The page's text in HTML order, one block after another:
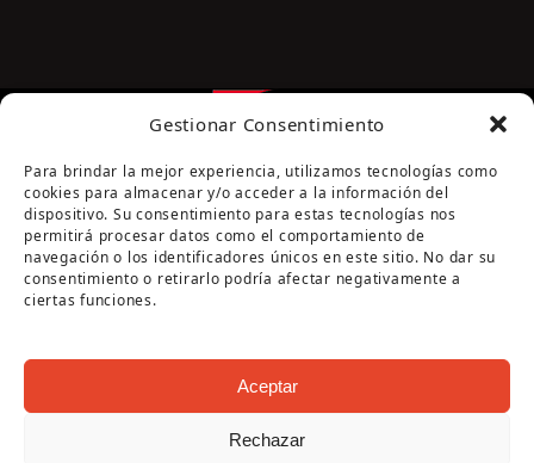
Gestionar Consentimiento
Para brindar la mejor experiencia, utilizamos tecnologías como
cookies para almacenar y/o acceder a la información del
dispositivo. Su consentimiento para estas tecnologías nos
permitirá procesar datos como el comportamiento de
navegación o los identificadores únicos en este sitio. No dar su
consentimiento o retirarlo podría afectar negativamente a
ciertas funciones.
Aceptar
Rechazar
Página cofinanciada por la Diputación de Córdoba